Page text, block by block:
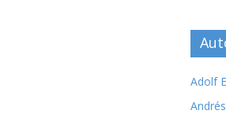
Adolf